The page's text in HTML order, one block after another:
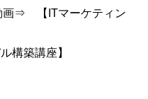
画⇒ 【ITマーケティン
構築講座】